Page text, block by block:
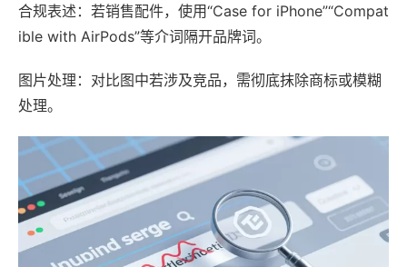
合规表述：若销售配件，使用“Case for iPhone”“Compat
ible with AirPods”等介词隔开品牌词。
图片处理：对比图中若涉及竞品，需彻底抹除商标或模糊
处理。